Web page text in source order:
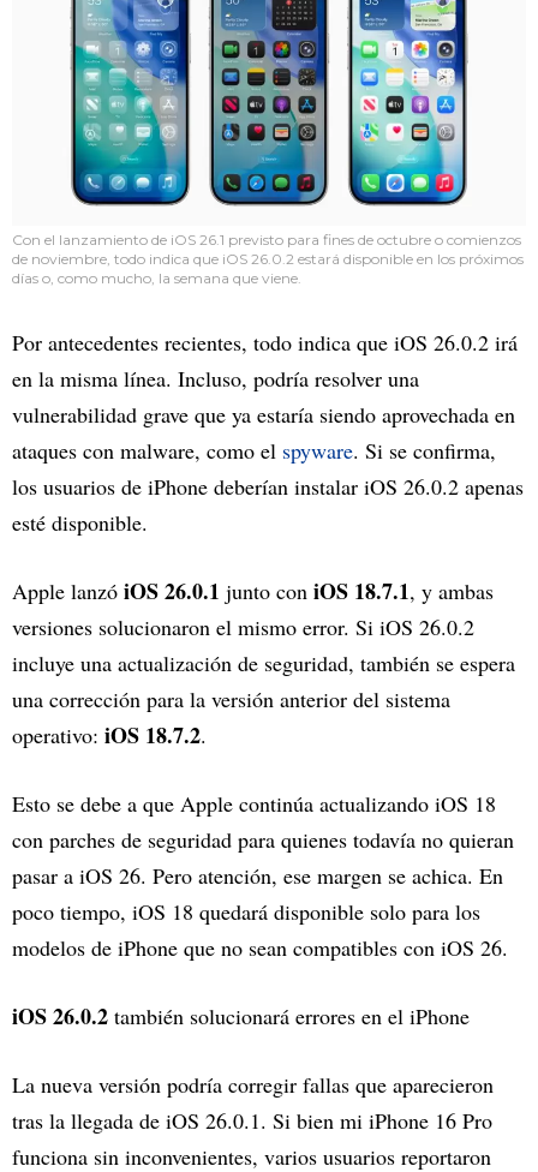
Con el lanzamiento de iOS 26.1 previsto para fines de octubre o comienzos
de noviembre, todo indica que iOS 26.0.2 estará disponible en los próximos
días o, como mucho, la semana que viene.
Por antecedentes recientes, todo indica que iOS 26.0.2 irá
en la misma línea. Incluso, podría resolver una
vulnerabilidad grave que ya estaría siendo aprovechada en
ataques con malware, como el spyware. Si se confirma,
los usuarios de iPhone deberían instalar iOS 26.0.2 apenas
esté disponible.
Apple lanzó iOS 26.0.1 junto con iOS 18.7.1, y ambas
versiones solucionaron el mismo error. Si iOS 26.0.2
incluye una actualización de seguridad, también se espera
una corrección para la versión anterior del sistema
operativo: iOS 18.7.2.
Esto se debe a que Apple continúa actualizando iOS 18
con parches de seguridad para quienes todavía no quieran
pasar a iOS 26. Pero atención, ese margen se achica. En
poco tiempo, iOS 18 quedará disponible solo para los
modelos de iPhone que no sean compatibles con iOS 26.
iOS 26.0.2 también solucionará errores en el iPhone
La nueva versión podría corregir fallas que aparecieron
tras la llegada de iOS 26.0.1. Si bien mi iPhone 16 Pro
funciona sin inconvenientes, varios usuarios reportaron